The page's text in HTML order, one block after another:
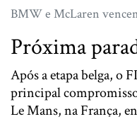
BMW e McLaren
Próxima
Após a etapa belga, o
principal
Le Mans, na França,